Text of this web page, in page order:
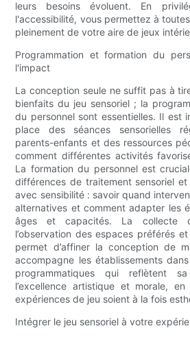
leurs besoins évoluent. En
l'accessibilité, vous permettez à
pleinement de votre aire de jeux
Programmation et formation du
l'impact
La conception seule ne suffit pas à
bienfaits du jeu sensoriel ; la
du personnel sont essentielles. Il est
place des séances sensorielles
parents-enfants et des ressources
comment différentes activités
La formation du personnel est
différences de traitement sensoriel
avec sensibilité : savoir quand
alternatives et comment adapter les
âges et capacités. La collecte
l’observation des espaces préférés
permet d’affiner la conception de
accompagne les établissements
programmatiques qui reflètent
l’excellence artistique et morale,
expériences de jeu soient à la fois
Intégrer le jeu sensoriel à votre